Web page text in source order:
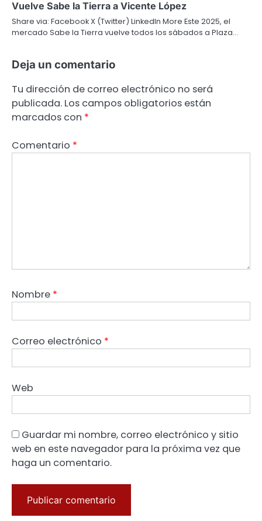
Vuelve Sabe la Tierra a Vicente López
Share via: Facebook X (Twitter) LinkedIn More Este 2025, el
mercado Sabe la Tierra vuelve todos los sábados a Plaza…
Deja un comentario
Tu dirección de correo electrónico no será
publicada. Los campos obligatorios están
marcados con *
Comentario *
Nombre *
Correo electrónico *
Web
Guardar mi nombre, correo electrónico y sitio
web en este navegador para la próxima vez que
haga un comentario.